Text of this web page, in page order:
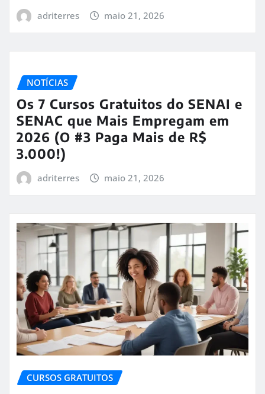
adriterres maio 21, 2026
NOTÍCIAS
Os 7 Cursos Gratuitos do SENAI e
SENAC que Mais Empregam em
2026 (O #3 Paga Mais de R$
3.000!)
adriterres maio 21, 2026
CURSOS GRATUITOS